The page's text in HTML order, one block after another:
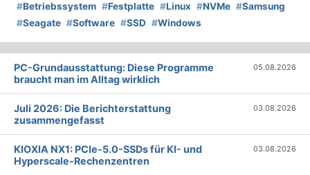
#Betriebssystem #Festplatte #Linux #NVMe #Samsung
#Seagate #Software #SSD #Windows
PC-Grundausstattung: Diese Programme
braucht man im Alltag wirklich
05.08.2026
Juli 2026: Die Bericht­erstattung
zusammengefasst
03.08.2026
KIOXIA NX1: PCIe-5.0-SSDs für KI- und
Hyperscale-Rechenzentren
03.08.2026